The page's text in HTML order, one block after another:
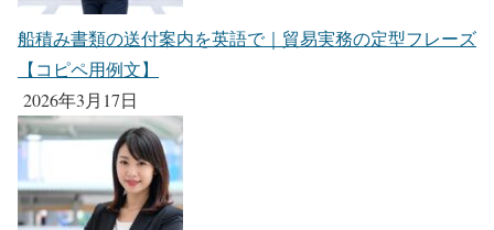
船積み書類の送付案内を英語で｜貿易実務の定型フレーズ
【コピペ用例文】
2026年3月17日